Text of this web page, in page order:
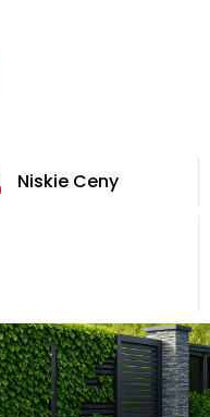
Niskie Ceny